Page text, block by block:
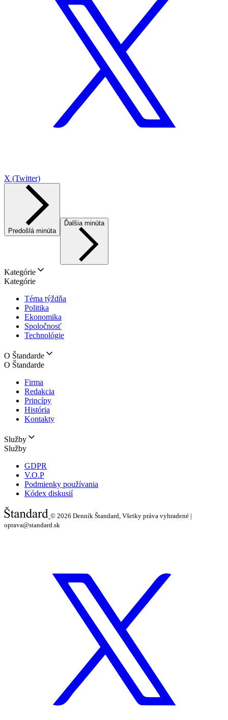
X (Twitter)
Predošlá minúta
Ďalšia minúta
Kategórie
Kategórie
Téma týždňa
Politika
Ekonomika
Spoločnosť
Technológie
O Štandarde
O Štandarde
Firma
Redakcia
Princípy
História
Kontakty
Služby
Služby
GDPR
V.O.P
Podmienky používania
Kódex diskusií
© 2026 Denník Štandard, Všetky práva vyhradené |
oprava@standard.sk